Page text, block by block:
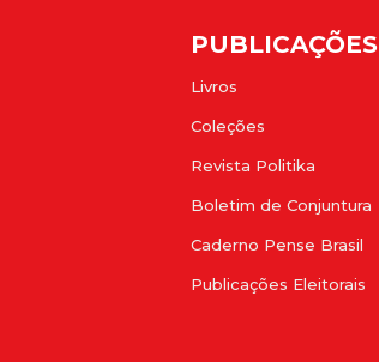
PUBLICAÇÕES
Livros
Coleções
Revista Politika
Boletim de Conjuntura
Caderno Pense Brasil
Publicações Eleitorais